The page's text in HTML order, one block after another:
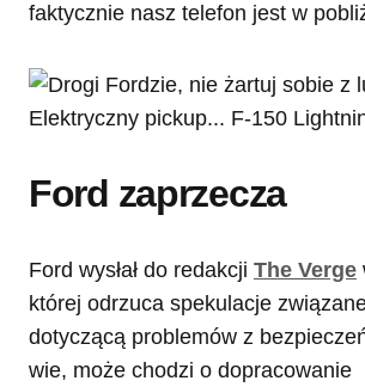
faktycznie nasz telefon jest w
Ford zaprzecza
Ford wysłał do redakcji The Verge
której odrzuca spekulacje
dotyczącą problemów z
wie, może chodzi o dopracowanie